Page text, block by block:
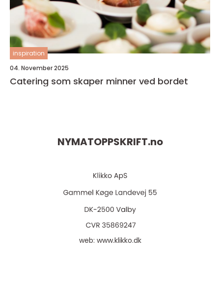
inspiration
04. November 2025
Catering som skaper minner ved bordet
NYMATOPPSKRIFT.no
web: www.klikko.dk